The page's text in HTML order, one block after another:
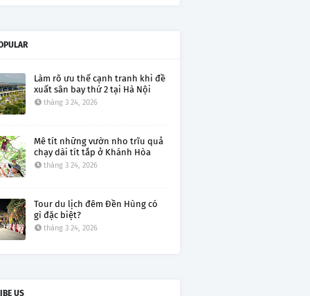
Làm rõ ưu thế cạnh tranh khi đề
xuất sân bay thứ 2 tại Hà Nội
tháng 3 24, 2026
Mê tít những vườn nho trĩu quả
chạy dài tít tắp ở Khánh Hòa
tháng 3 24, 2026
Tour du lịch đêm Đền Hùng có
gì đặc biệt?
tháng 3 24, 2026
US